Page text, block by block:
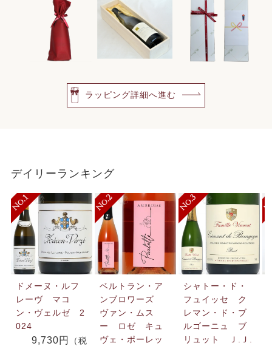
ラッピング詳細へ進む
デイリーランキング
ドメーヌ・ルフ
レーヴ マコ
ン・ヴェルゼ 2
024
9,730円
（税
ベルトラン・ア
ンブロワーズ
ヴァン・ムス
ー ロゼ キュ
ヴェ・ポーレッ
シャトー・ド・
フュイッセ ク
レマン・ド・ブ
ルゴーニュ ブ
リュット Ｊ.Ｊ.